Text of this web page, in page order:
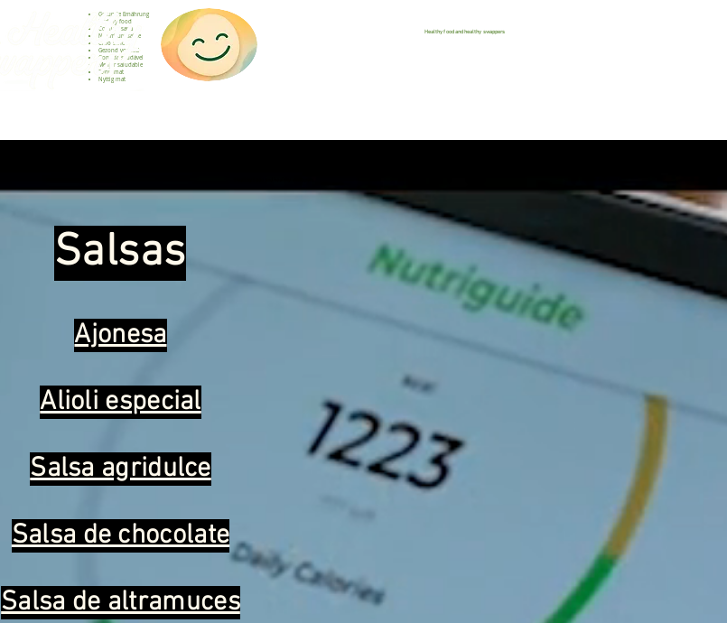
Gesunde Ernährung
Healthy food
Comida sana
Nourriture saine
Cibo sano
Gezond voedsel
Comida saudável
Menjar saludable
Sunn mat
Nyttig mat
Healthy food and healthy swappers
Salsas
Ajonesa
Alioli especial
Salsa agridulce
Salsa de chocolate
Salsa de altramuces